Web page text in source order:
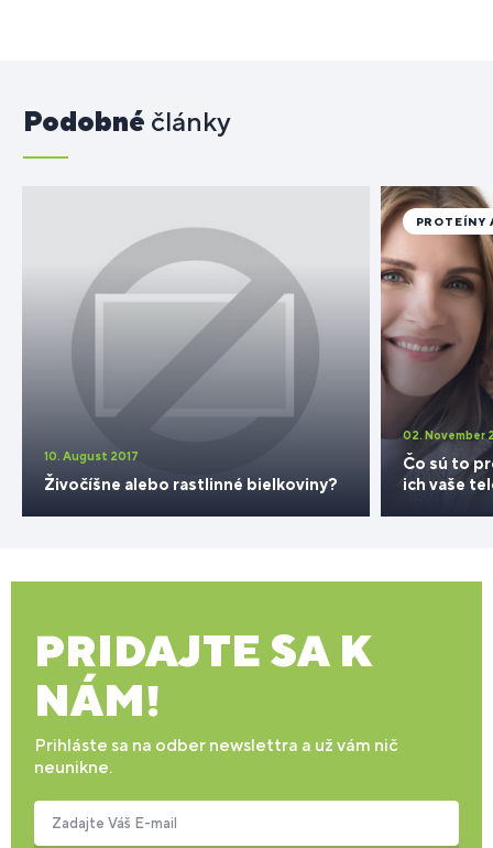
Podobné články
10. August 2017
Živočíšne alebo rastlinné bielkoviny?
02. November
Čo sú to
ich vaše
PROTEÍNY
PRIDAJTE SA K
NÁM!
Prihláste sa na odber newslettra a už vám nič
neunikne.
Zadajte Váš E-mail